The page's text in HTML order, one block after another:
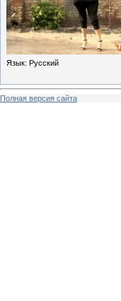
Язык: Русский
Полная версия сайта